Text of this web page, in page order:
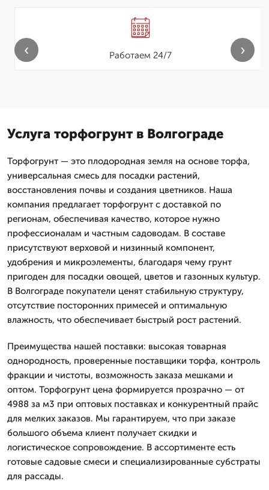
Работаем 24/7
‹ ›
Услуга торфогрунт в Волгограде
Торфогрунт — это плодородная земля на основе торфа,
универсальная смесь для посадки растений,
восстановления почвы и создания цветников. Наша
компания предлагает торфогрунт с доставкой по
регионам, обеспечивая качество, которое нужно
профессионалам и частным садоводам. В составе
присутствуют верховой и низинный компонент,
удобрения и микроэлементы, благодаря чему грунт
пригоден для посадки овощей, цветов и газонных культур.
В Волгограде покупатели ценят стабильную структуру,
отсутствие посторонних примесей и оптимальную
влажность, что обеспечивает быстрый рост растений.
Преимущества нашей поставки: высокая товарная
однородность, проверенные поставщики торфа, контроль
фракции и чистоты, возможность заказа мешками и
оптом. Торфогрунт цена формируется прозрачно — от
4988 за м3 при оптовых поставках и конкурентный прайс
для мелких заказов. Мы гарантируем, что при заказе
большого объема клиент получает скидки и
логистическое сопровождение. В ассортименте есть
готовые садовые смеси и специализированные субстраты
для рассады.